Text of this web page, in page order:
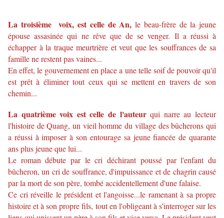
La troisième voix, est celle de An, le beau-frère de la jeune
épouse assasinée qui ne rêve que de se venger. Il a réussi à
échapper à la traque meurtrière et veut que les souffrances de sa
famille ne restent pas vaines...
En effet, le gouvernement en place a une telle soif de pouvoir qu'il
est prêt à éliminer tout ceux qui se mettent en travers de son
chemin...
La quatrième voix est celle de l'auteurqui narre au lecteur
l'histoire de Quang, un vieil homme du village des bûcherons qui
a réussi à imposer à son entourage sa jeune fiancée de quarante
ans plus jeune que lui...
Le roman débute par le cri déchirant poussé par l'enfant du
bûcheron, un cri de souffrance, d'impuissance et de chagrin causé
par la mort de son père, tombé accidentellement d'une falaise.
Ce cri réveille le président et l'angoisse...le ramenant à sa propre
histoire et à son propre fils, tout en l'obligeant à s'interroger sur les